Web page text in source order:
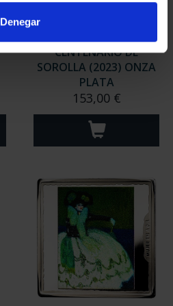
Denegar
CENTENARIO DE
SOROLLA (2023) ONZA
PLATA
153,00 €